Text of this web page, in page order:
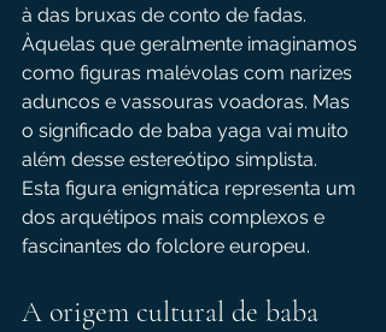
à das bruxas de conto de fadas.
Àquelas que geralmente imaginamos
como figuras malévolas com narizes
aduncos e vassouras voadoras. Mas
o significado de baba yaga vai muito
além desse estereótipo simplista.
Esta figura enigmática representa um
dos arquétipos mais complexos e
fascinantes do folclore europeu.
A origem cultural de baba